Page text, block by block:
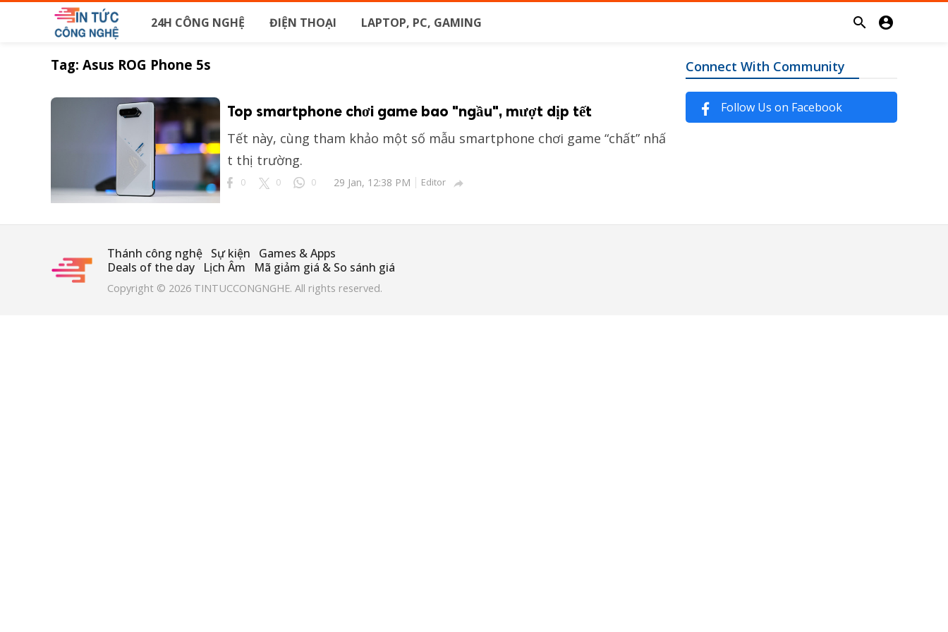
24H CÔNG NGHỆ ĐIỆN THOẠI LAPTOP, PC, GAMING  
Tag: Asus ROG Phone 5s
Top smartphone chơi game bao "ngầu", mượt dịp tết
Tết này, cùng tham khảo một số mẫu smartphone chơi game “chất” nhấ
t thị trường.
0 0 0 29 Jan, 12:38 PM Editor 
Connect With Community
Follow Us on Facebook
Thánh công nghệ Sự kiện
Games & Apps
Deals of the day
Lịch Âm Mã giảm giá & So sánh giá
Copyright © 2026 TINTUCCONGNGHE. All rights reserved.